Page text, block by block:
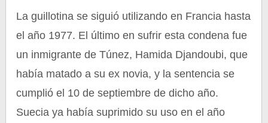
La guillotina se siguió utilizando en Francia hasta
el año 1977. El último en sufrir esta condena fue
un inmigrante de Túnez, Hamida Djandoubi, que
había matado a su ex novia, y la sentencia se
cumplió el 10 de septiembre de dicho año.
Suecia ya había suprimido su uso en el año